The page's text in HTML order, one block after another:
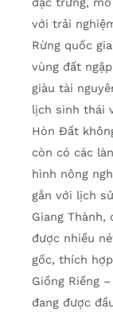
với trải
Rừng quốc
vùng đất
giàu tài
lịch sinh thái
Hòn Đất
còn có các
hình nông
gắn với lịch
Giang
được nhiều
gốc, thích
Giồng Riềng
đang được